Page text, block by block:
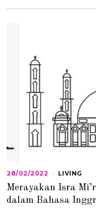
28/02/2022
/
0
LIVING
Merayakan Isra
dalam Bahasa